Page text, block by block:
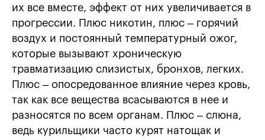
их все вместе, эффект от них увеличивается в
прогрессии. Плюс никотин, плюс – горячий
воздух и постоянный температурный ожог,
которые вызывают хроническую
травматизацию слизистых, бронхов, легких.
Плюс – опосредованное влияние через кровь,
так как все вещества всасываются в нее и
разносятся по всем органам. Плюс – слюна,
ведь курильщики часто курят натощак и